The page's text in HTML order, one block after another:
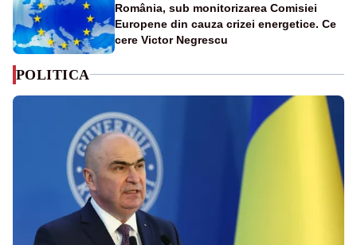
România, sub monitorizarea Comisiei
Europene din cauza crizei energetice. Ce
cere Victor Negrescu
POLITICA